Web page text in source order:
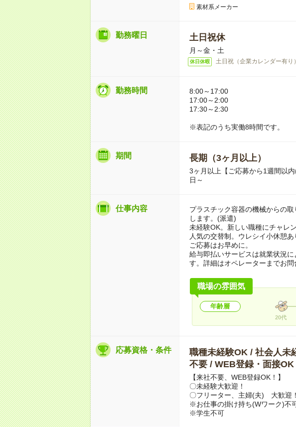
素材系メーカー
勤務曜日 土日祝休
月～金・土
休日休暇 土日祝（企業カレンダー有り）
勤務時間
8:00～17:00
17:00～2:00
17:30～2:30
※表記のうち実働8時間です。
期間 長期（3ヶ月以上）
3ヶ月以上【ご応募から1週間以
日～
仕事内容
プラスチック容器の機械からの
します。(派遣)
未経験OK。新しい職種にチャレ
人気の交替制。ウレシイ小休憩
ご応募はお早めに。
給与即払いサービスは就業状況
す。詳細はオペレーターまでお問
職場の雰囲気
年齢層
20代
応募資格・条件
職種未経験OK / 社会人未
不要 / WEB登録・面接OK
【来社不要、WEB登録OK！】
〇未経験大歓迎！
〇フリーター、主婦(夫) 大歓迎
※お仕事の掛け持ち(Wワーク)不
※学生不可